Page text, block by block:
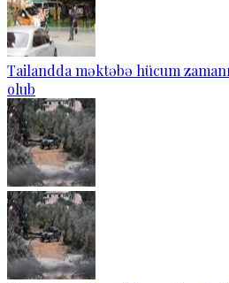
Tailandda məktəbə hücum
olub